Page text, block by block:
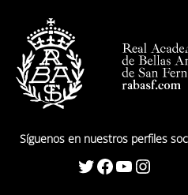
Síguenos en nuestros perfiles
Twitter Facebook YouTube Instagram